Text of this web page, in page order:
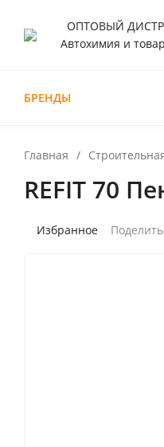
ОПТОВЫЙ
Автохимия и
БРЕНДЫ
Главная /
REFIT 70
Избранное